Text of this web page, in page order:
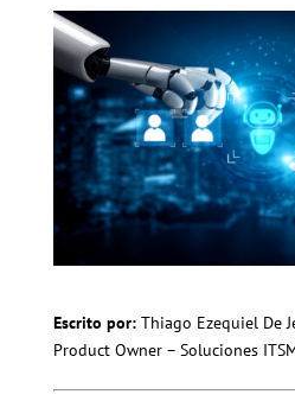
Escrito por: Thiago Ezequiel De
Product Owner – Soluciones